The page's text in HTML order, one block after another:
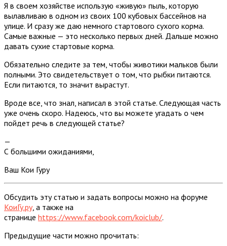
Я в своем хозяйстве использую «живую» пыль, которую
вылавливаю в одном из своих 100 кубовых бассейнов на
улице. И сразу же даю немного стартового сухого корма.
Самые важные — это несколько первых дней. Дальше можно
давать сухие стартовые корма.
Обязательно следите за тем, чтобы животики мальков были
полными. Это свидетельствует о том, что рыбки питаются.
Если питаются, то значит вырастут.
Вроде все, что знал, написал в этой статье. Следующая часть
уже очень скоро. Надеюсь, что вы можете угадать о чем
пойдет речь в следующей статье?
—
С большими ожиданиями,
Ваш Кои Гуру
Обсудить эту статью и задать вопросы можно на форуме
КоиГу.ру, а также на
странице https://www.facebook.com/koiclub/.
Предыдущие части можно прочитать: